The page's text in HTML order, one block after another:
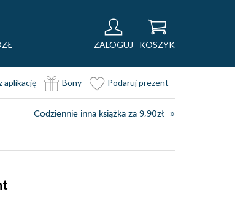
ZALOGUJ KOSZYK
aplikację Bony Podaruj prezent
Codziennie inna książka za 9,90zł